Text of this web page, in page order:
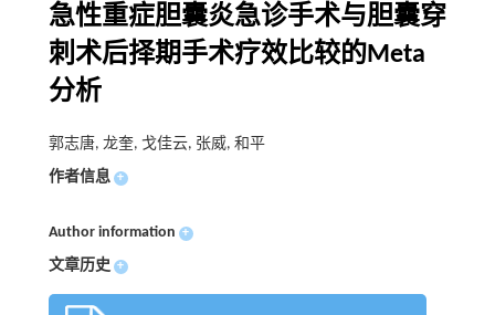
急性重症胆囊炎急诊手术与胆囊穿
刺术后择期手术疗效比较的Meta
分析
郭志唐, 龙奎, 戈佳云, 张威, 和平
作者信息 +
Author information +
文章历史 +